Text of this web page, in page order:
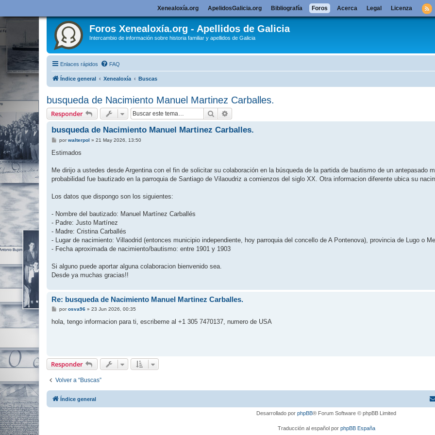
Foros Xenealoxía.org - Apellidos de Galicia
Intercambio de información sobre historia familiar y apellidos de Galicia
Enlaces rápidos FAQ
Índice general Xenealoxía Buscas
busqueda de Nacimiento Manuel Martinez Carballes.
Responder Buscar
busqueda de Nacimiento Manuel Martinez Carballes.
M
n
j
porwalterpol » 21 May 2026, 13:50
Estimados
Me dirijo a ustedes desde Argentina con el fin de solicitar su colaboración en la búsqueda de la partida de bautismo de un antepasado
probabilidad fue bautizado en la parroquia de Santiago de Vilaoudriz a comienzos del siglo XX. Otra informacion diferente ubica su
Los datos que dispongo son los siguientes:
- Nombre del bautizado: Manuel Martínez Carballés
- Padre: Justo Martínez
- Madre: Cristina Carballés
- Lugar de nacimiento: Villaodrid (entonces municipio independiente, hoy parroquia del concello de A Pontenova), provincia de Lugo o
- Fecha aproximada de nacimiento/bautismo: entre 1901 y 1903
Si alguno puede aportar alguna colaboracion bienvenido sea.
Desde ya muchas gracias!!
Re: busqueda de Nacimiento Manuel Martinez Carballes.
M
n
porosva96» 23 Jun 2026, 00:35
hola, tengo informacion para ti, escribeme al +1 305 7470137, numero de USA
Responder
Volver a “Buscas”
Xenealoxía.org ApelidosGalicia.org Bibliografía Foros Acerca Legal Licenza
Índice general
Desarrollado por phpBB® Forum Software © phpBB Limited
Traducción al español por phpBB España